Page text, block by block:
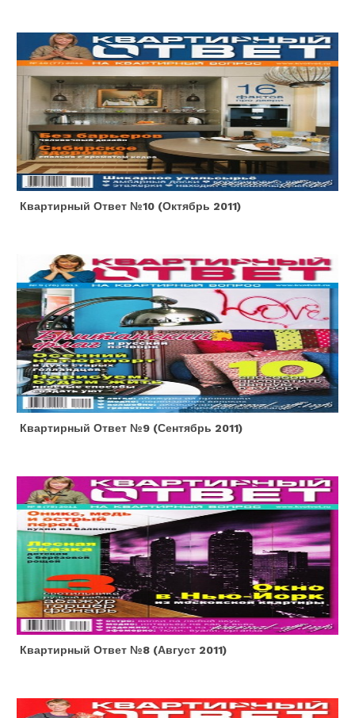
Квартирный Ответ №10 (октябрь 2011)
Квартирный Ответ №9 (сентябрь 2011)
Квартирный Ответ №8 (август 2011)